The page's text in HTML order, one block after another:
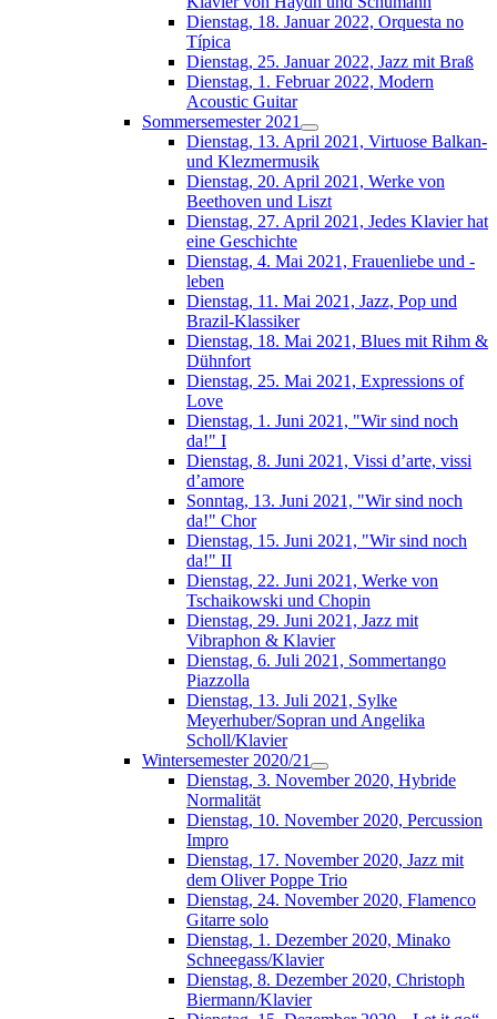
Dienstag, 18. Januar 2022, Orquesta no
Típica
Dienstag, 25. Januar 2022, Jazz mit Braß
Dienstag, 1. Februar 2022, Modern
Acoustic Guitar
Sommersemester 2021
Dienstag, 13. April 2021, Virtuose Balkan-
und Klezmermusik
Dienstag, 20. April 2021, Werke von
Beethoven und Liszt
Dienstag, 27. April 2021, Jedes Klavier hat
eine Geschichte
Dienstag, 4. Mai 2021, Frauenliebe und -
leben
Dienstag, 11. Mai 2021, Jazz, Pop und
Brazil-Klassiker
Dienstag, 18. Mai 2021, Blues mit Rihm &
Dühnfort
Dienstag, 25. Mai 2021, Expressions of
Love
Dienstag, 1. Juni 2021, "Wir sind noch
da!" I
Dienstag, 8. Juni 2021, Vissi d’arte, vissi
d’amore
Sonntag, 13. Juni 2021, "Wir sind noch
da!" Chor
Dienstag, 15. Juni 2021, "Wir sind noch
da!" II
Dienstag, 22. Juni 2021, Werke von
Tschaikowski und Chopin
Dienstag, 29. Juni 2021, Jazz mit
Vibraphon & Klavier
Dienstag, 6. Juli 2021, Sommertango
Piazzolla
Dienstag, 13. Juli 2021, Sylke
Meyerhuber/Sopran und Angelika
Scholl/Klavier
Wintersemester 2020/21
Dienstag, 3. November 2020, Hybride
Normalität
Dienstag, 10. November 2020, Percussion
Impro
Dienstag, 17. November 2020, Jazz mit
dem Oliver Poppe Trio
Dienstag, 24. November 2020, Flamenco
Gitarre solo
Dienstag, 1. Dezember 2020, Minako
Schneegass/Klavier
Dienstag, 8. Dezember 2020, Christoph
Biermann/Klavier